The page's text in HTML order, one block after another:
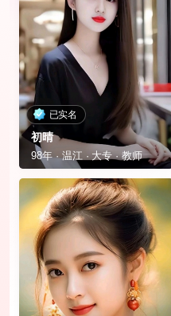
已实名
初晴
98年 · 温江 · 大专 · 教师